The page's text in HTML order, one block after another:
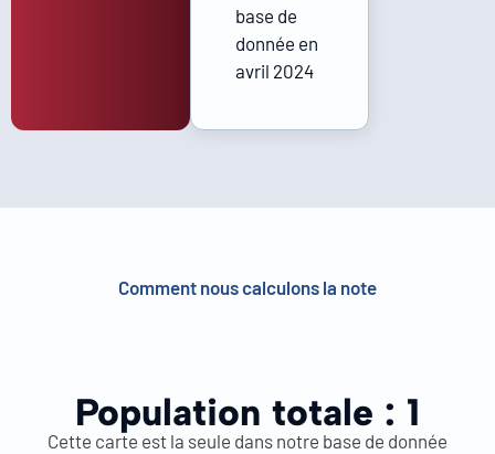
base de
donnée en
avril 2024
Comment nous calculons la note
Population totale : 1
Cette carte est la seule dans notre base de donnée